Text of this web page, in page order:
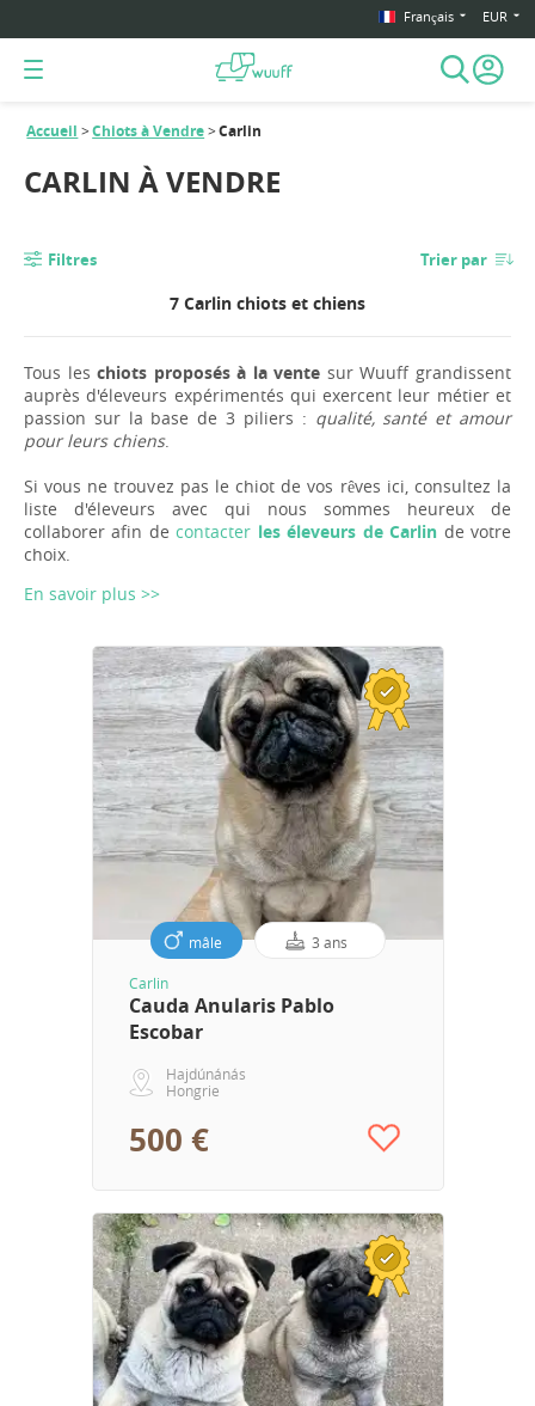
Français EUR
CARLIN À VENDRE
Accueil Chiots à Vendre Carlin
Filtres Trier par
7 Carlin chiots et chiens
Tous leschiots proposés à la vente sur Wuuff grandissent
auprès d'éleveurs expérimentés qui exercent leur métier et
passion sur la base de 3 piliers : qualité, santé et amour
pour leurs chiens.
Si vous ne trouvez pas le chiot de vos rêves ici, consultez la
liste d'éleveurs avec qui nous sommes heureux de
collaborer afin decontacter les éleveurs de Carlin de votre
choix.
En savoir plus >>
mâle 3 ans
Carlin
Cauda Anularis Pablo
Escobar
Hajdúnánás
Hongrie
500 €